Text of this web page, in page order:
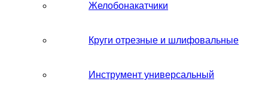
Желобонакатчики
Круги отрезные и шлифовальные
Инструмент универсальный